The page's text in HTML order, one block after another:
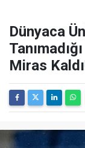
Dünyaca
Miras